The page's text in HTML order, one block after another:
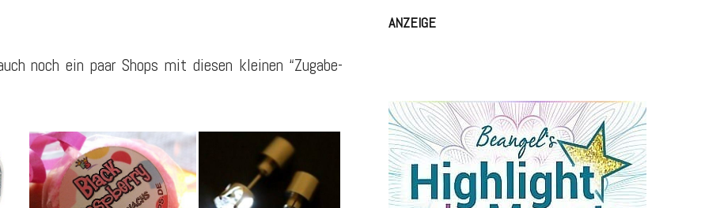
noch ein paar Shops mit diesen kleinen “Zugabe-
duftig einzigartig
ANZEIGE